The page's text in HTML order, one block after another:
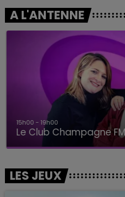
A L'ANTENNE
15h00 - 19h00
Le Club Champagne FM
LES JEUX